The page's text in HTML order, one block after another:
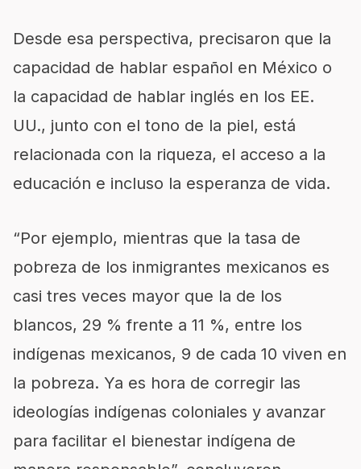
Desde esa perspectiva, precisaron que la
capacidad de hablar español en México o
la capacidad de hablar inglés en los EE.
UU., junto con el tono de la piel, está
relacionada con la riqueza, el acceso a la
educación e incluso la esperanza de vida.
“Por ejemplo, mientras que la tasa de
pobreza de los inmigrantes mexicanos es
casi tres veces mayor que la de los
blancos, 29 % frente a 11 %, entre los
indígenas mexicanos, 9 de cada 10 viven en
la pobreza. Ya es hora de corregir las
ideologías indígenas coloniales y avanzar
para facilitar el bienestar indígena de